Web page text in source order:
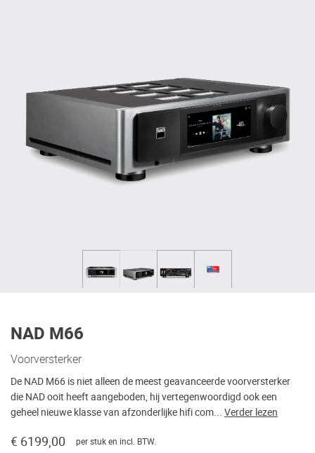
NAD M66
Voorversterker
De NAD M66 is niet alleen de meest geavanceerde voorversterker
die NAD ooit heeft aangeboden, hij vertegenwoordigd ook een
geheel nieuwe klasse van afzonderlijke hifi com... Verder lezen
€ 6199,00 per stuk en incl. BTW.